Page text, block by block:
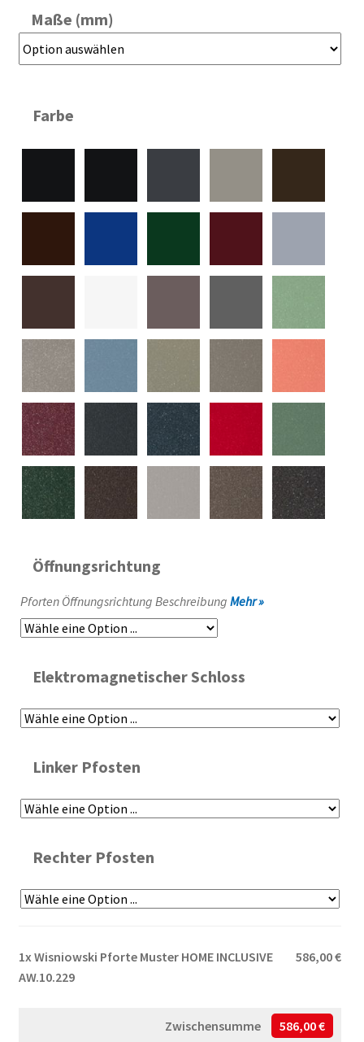
Maße (mm)
Farbe
Öffnungsrichtung
Pforten Öffnungsrichtung Beschreibung Mehr »
Elektromagnetischer Schloss
Linker Pfosten
Rechter Pfosten
1x Wisniowski Pforte Muster HOME INCLUSIVE
AW.10.229
586,00 €
Zwischensumme 586,00 €